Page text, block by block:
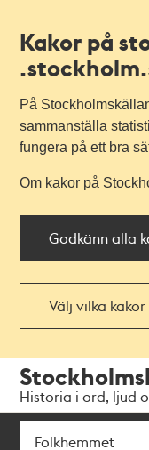
Kakor på
På
sammanställa
fungera på ett bra
Om kakor på
Godkänn alla
Välj vilka
navigationen
huvudinnehållet
Historia i ord, ljud
Sök